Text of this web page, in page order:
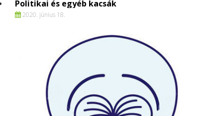
Politikai és egyéb kacsák
2020. június 18.